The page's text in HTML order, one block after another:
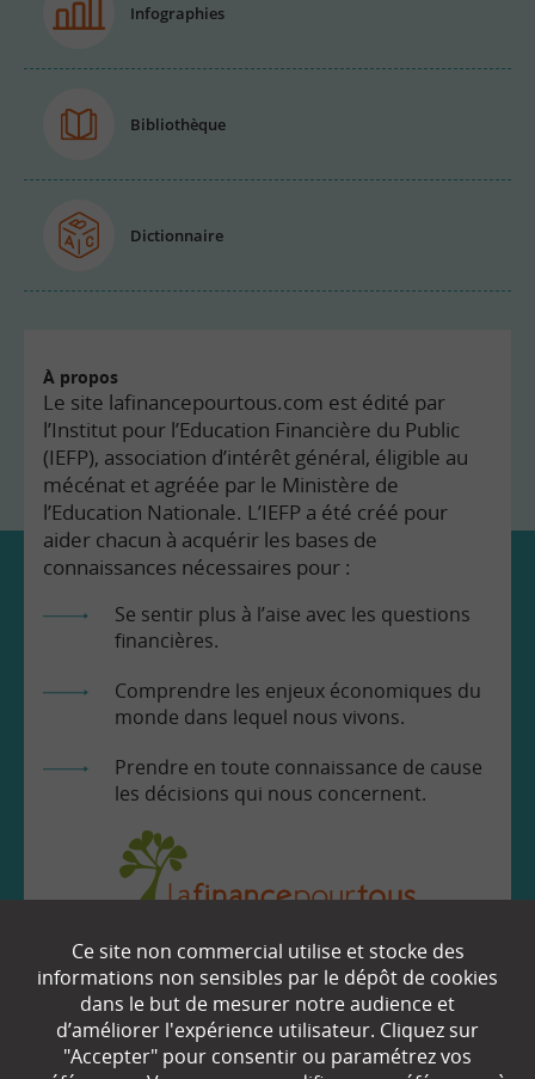
Infographies
Bibliothèque
Dictionnaire
À propos
Le site lafinancepourtous.com est édité par
l’Institut pour l’Education Financière du Public
(IEFP), association d’intérêt général, éligible au
mécénat et agréée par le Ministère de
l’Education Nationale. L’IEFP a été créé pour
aider chacun à acquérir les bases de
connaissances nécessaires pour :
Se sentir plus à l’aise avec les questions
financières.
Comprendre les enjeux économiques du
monde dans lequel nous vivons.
Prendre en toute connaissance de cause
les décisions qui nous concernent.
EN SAVOIR
Qui sommes-nous ?
Ce site non commercial utilise et stocke des
informations non sensibles par le dépôt de cookies
dans le but de mesurer notre audience et
d’améliorer l'expérience utilisateur. Cliquez sur
"Accepter" pour consentir ou paramétrez vos